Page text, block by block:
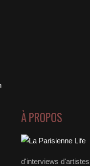
À PROPOS
d'interviews d'artistes